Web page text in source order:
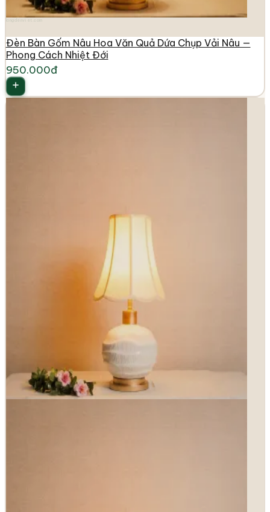
Đèn Bàn Gốm Nâu Hoa Văn Quả Dứa Chụp Vải Nâu —
Phong Cách Nhiệt Đới
950.000đ